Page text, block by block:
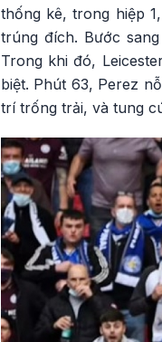
thống kê, trong hiệp
trúng đích. Bước
Trong khi đó,
biệt. Phút 63, Perez
trí trống trải, và tung